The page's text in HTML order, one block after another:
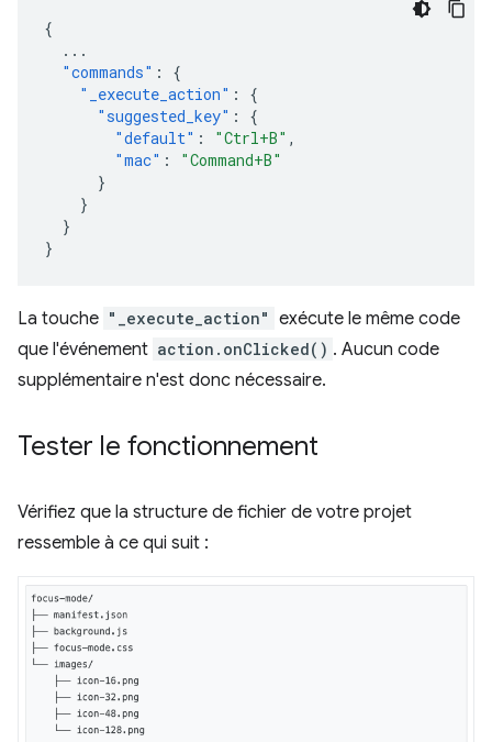
{
...
"commands" :
{
"_execute_action" :
{
"suggested_key" :
{
"default" : "Ctrl+B" ,
"mac" :
"Command+B"
}
}
}
}
La touche "_execute_action" exécute le même code
que l'événement action.onClicked() . Aucun code
supplémentaire n'est donc nécessaire.
Tester le fonctionnement
Vérifiez que la structure de fichier de votre projet
ressemble à ce qui suit :